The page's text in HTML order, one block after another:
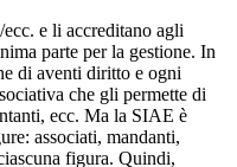
e li accreditano agli
parte per la gestione. In
di aventi diritto e ogni
che gli permette di
ecc. Ma la SIAE è
associati, mandanti,
figura. Quindi,